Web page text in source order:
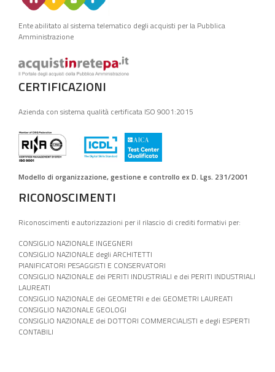
Ente abilitato al sistema telematico degli acquisti per la Pubblica
Amministrazione
CERTIFICAZIONI
Azienda con sistema qualità certificata ISO 9001:2015
Modello di organizzazione, gestione e controllo ex D. Lgs. 231/2001
RICONOSCIMENTI
Riconoscimenti e autorizzazioni per il rilascio di crediti formativi per:
CONSIGLIO NAZIONALE INGEGNERI
CONSIGLIO NAZIONALE degli ARCHITETTI
PIANIFICATORI PESAGGISTI E CONSERVATORI
CONSIGLIO NAZIONALE dei PERITI INDUSTRIALI e dei PERITI INDUSTRIALI
LAUREATI
CONSIGLIO NAZIONALE dei GEOMETRI e dei GEOMETRI LAUREATI
CONSIGLIO NAZIONALE GEOLOGI
CONSIGLIO NAZIONALE dei DOTTORI COMMERCIALISTI e degli ESPERTI
CONTABILI